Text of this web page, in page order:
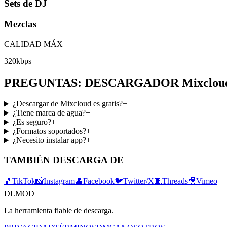
Sets de DJ
Mezclas
CALIDAD MÁX
320kbps
PREGUNTAS: DESCARGADOR
¿Descargar de Mixcloud es gratis?+
¿Tiene marca de agua?+
¿Es seguro?+
¿Formatos soportados?+
¿Necesito instalar app?+
TAMBIÉN DESCARGA DE
🎵 TikTok📸Instagram👤Facebook🐦Twitter/X🧵Threads🎥Vimeo
DLMOD
La herramienta fiable de descarga.